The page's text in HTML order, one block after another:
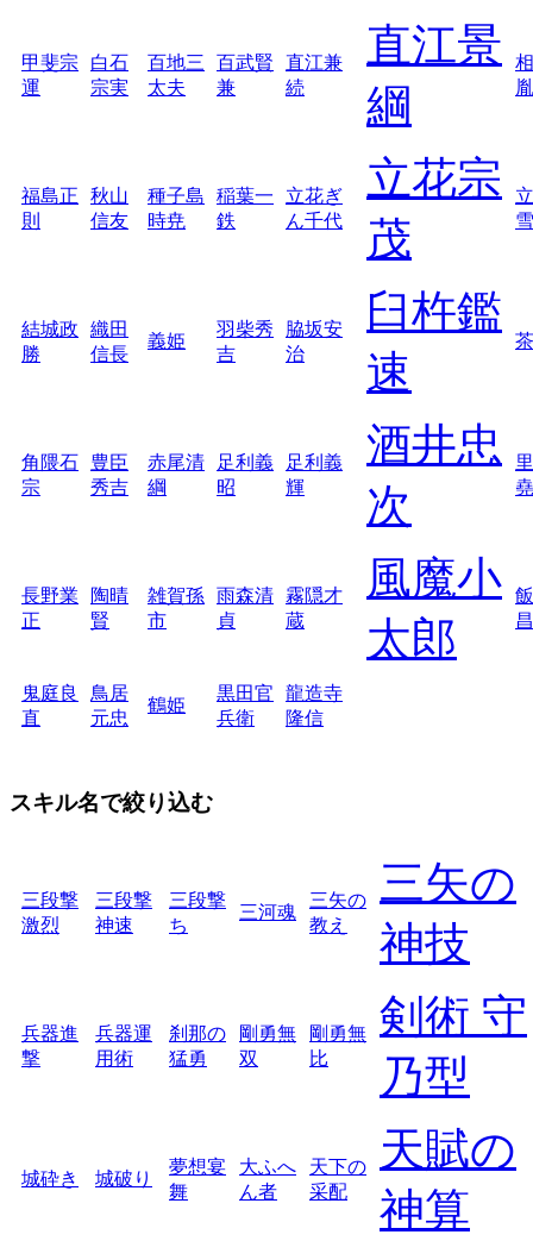
甲斐宗
運
白石
宗実
百地三
太夫
百武賢
兼
直江兼
続
直江景
綱
胤
福島正
則
秋山
信友
種子島
時尭
稲葉一
鉄
立花ぎ
ん千代
立花宗
茂
雪
結城政
勝
織田
信長
義姫
羽柴秀
吉
脇坂安
治
臼杵鑑
速
角隈石
宗
豊臣
秀吉
赤尾清
綱
足利義
昭
足利義
輝
酒井忠
次
堯
長野業
正
陶晴
賢
雑賀孫
市
雨森清
貞
霧隠才
蔵
風魔小
太郎
昌
鬼庭良
直
鳥居
元忠
鶴姫
黒田官
兵衛
龍造寺
隆信
スキル名で絞り込む
三段撃
激烈
三段撃
神速
三段撃
ち
三河魂
三矢の
教え
三矢の
神技
兵器進
撃
兵器運
用術
刹那の
猛勇
剛勇無
双
剛勇無
比
剣術 守
乃型
城砕き 城破り
夢想宴
舞
大ふへ
ん者
天下の
采配
天賦の
神算